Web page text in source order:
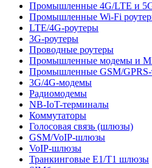
Промышленные 4G/LTE и
Промышленные Wi-Fi
LTE/4G-роутеры
3G-роутеры
Проводные роутеры
Промышленные модемы и
Промышленные GSM/
3G/4G-модемы
Радиомодемы
NB-IoT-терминалы
Коммутаторы
Голосовая связь (шлюзы)
GSM/VoIP-шлюзы
VoIP-шлюзы
Транкинговые E1/T1 шлюзы